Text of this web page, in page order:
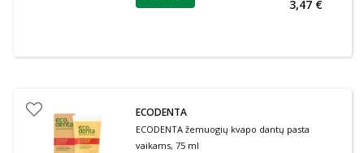
3,47 €
ECODENTA
ECODENTA žemuogių kvapo dantų pasta
vaikams, 75 ml